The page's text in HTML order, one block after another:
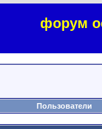
форум
Пользователи